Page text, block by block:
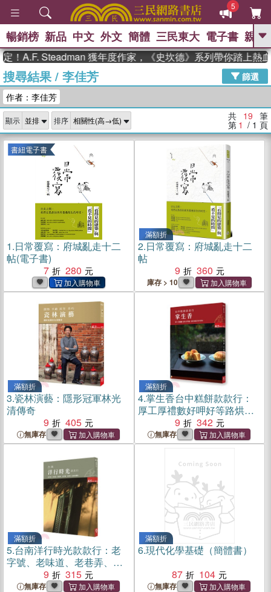
5
GO
高希均教授回憶錄
、 The Odyssey 、 父親節 、 如果歷
獎 臺灣漫遊錄 、 方念華 、 台灣的李
登輝時代
數學女孩：黎曼猜想 、
偉大的迷走神經
暢銷榜 新品 中文 外文 簡體 三民東大 電子書 親子
A.F. Steadman 獲年度作家，《史坎德》系列帶你踏上熱血奇
搜尋結果/ 李佳芳
篩選
作者：李佳芳
顯示 排序 共 19 筆
第 1 / 1 頁
書紐電子書
1.日常覆寫：府城亂走十二
帖(電子書)
7
280
滿額折
2.日常覆寫：府城亂走十二
帖
9
360
庫存 > 10
滿額折
3.瓷林演藝：隱形冠軍林光
清傳奇
9
405
無庫存
滿額折
4.掌生香台中糕餅款款行：
厚工厚禮數好呷好等路烘焙
幸福百年甘味
9 342
無庫存
滿額折
5.台南洋行時光款款行：老
字號、老味道、老巷弄、老
手藝、老房子，五感新體驗
9 315
無庫存
滿額折
6.現代化學基礎（簡體書）
87
104
無庫存